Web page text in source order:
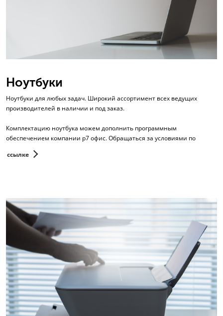
Ноутбуки
Ноутбуки для любых задач. Широкий ассортимент всех ведущих
производителей в наличии и под заказ.
Комплектацию ноутбука можем дополнить программным
обеспечением компании р7 офис. Обращаться за условиями по
ссылке